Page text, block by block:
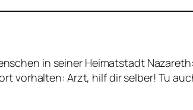
in seiner Heimatstadt Nazareth:
vorhalten: Arzt, hilf dir selber! Tu